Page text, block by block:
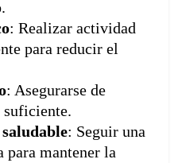
: Realizar actividad
para reducir el
: Asegurarse de
: Seguir una
para mantener la